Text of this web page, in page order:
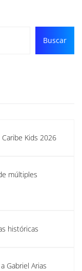
Buscar
Kids 2026
múltiples
históricas
Gabriel Arias